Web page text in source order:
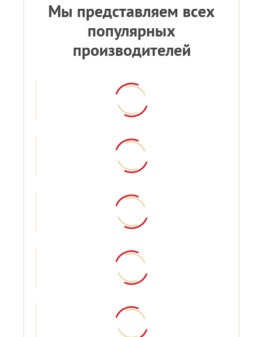
Мы представляем всех
популярных
производителей